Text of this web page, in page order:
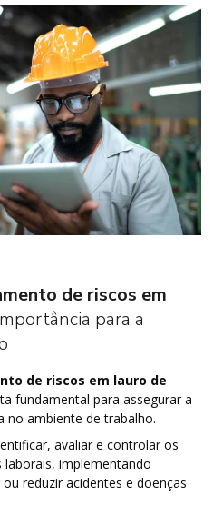
de riscos em
para a
de riscos em lauro de
fundamental para assegurar a
no ambiente de trabalho.
avaliar e controlar os
laborais, implementando
reduzir acidentes e doenças